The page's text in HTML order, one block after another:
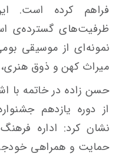
فراهم کرده است.
ظرفیت‌های گسترده‌ی
نمونەای از موسیقی
میراث کهن و ذوق
حسن زاده در خاتمه با
از دوره یازدهم
نشان کرد: اداره
حمایت و همراهی